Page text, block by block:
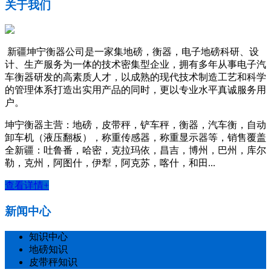
关于我们
新疆坤宁衡器公司是一家集地磅，衡器，电子地磅科研、设
计、生产服务为一体的技术密集型企业，拥有多年从事电子汽
车衡器研发的高素质人才，以成熟的现代技术制造工艺和科学
的管理体系打造出实用产品的同时，更以专业水平真诚服务用
户。
坤宁衡器主营：地磅，皮带秤，铲车秤，衡器，汽车衡，自动
卸车机（液压翻板），称重传感器，称重显示器等，销售覆盖
全新疆：吐鲁番，哈密，克拉玛依，昌吉，博州，巴州，库尔
勒，克州，阿图什，伊犁，阿克苏，喀什，和田...
查看详情+
新闻中心
知识中心
地磅知识
皮带秤知识